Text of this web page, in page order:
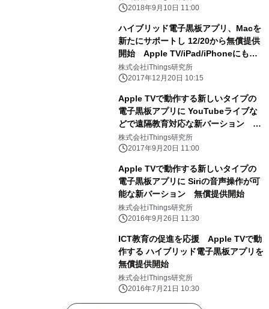
2018年9月10日 11:00
ハイブリッド電子黒板アプリ、Macを
新たにサポートし 12/20から無償提供
開始 Apple TV/iPad/iPhoneにも対
応
株式会社iThings研究所
2017年12月20日 10:15
Apple TVで動作する新しいタイプの
電子黒板アプリに YouTubeライブな
どで遠隔教育対応な新バーション 無
償提供開始 ～iOS 11／tvOS 11に対応
し遠隔教育の授業ができる～
株式会社iThings研究所
2017年9月20日 11:00
Apple TVで動作する新しいタイプの
電子黒板アプリに Siriの音声操作が可
能な新バーション 無償提供開始
株式会社iThings研究所
2016年9月26日 11:30
ICT教育の促進を応援 Apple TVで動
作する ハイブリッド電子黒板アプリを
無償提供開始
株式会社iThings研究所
2016年7月21日 10:30